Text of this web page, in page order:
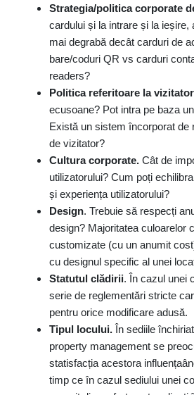
Strategia/politica corporate
cardului și la intrare și la ieșire,
mai degrabă decât carduri de
bare/coduri QR vs carduri
readers?
Politica referitoare la
ecusoane? Pot intra pe baza
Există un sistem încorporat de
de vizitator?
Cultura corporate. Cât de
utilizatorului? Cum poți
și experiența utilizatorului?
Design. Trebuie să respecți
design? Majoritatea culoarelor
customizate (cu un anumit
cu designul specific al unei
Statutul clădirii. În cazul unei
serie de reglementări stricte
pentru orice modificare adusă.
Tipul locului. În sediile
property management se
statisfacția acestora
timp ce în cazul sediului unei